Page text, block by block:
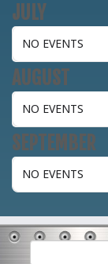
JULY
NO EVENTS
AUGUST
NO EVENTS
SEPTEMBER
NO EVENTS
Suchen